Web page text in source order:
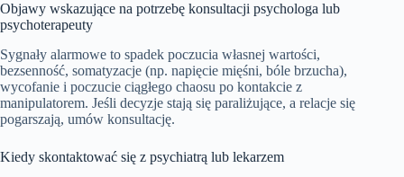
Objawy wskazujące na potrzebę konsultacji psychologa lub
psychoterapeuty
Sygnały alarmowe to spadek poczucia własnej wartości,
bezsenność, somatyzacje (np. napięcie mięśni, bóle brzucha),
wycofanie i poczucie ciągłego chaosu po kontakcie z
manipulatorem. Jeśli decyzje stają się paraliżujące, a relacje się
pogarszają, umów konsultację.
Kiedy skontaktować się z psychiatrą lub lekarzem